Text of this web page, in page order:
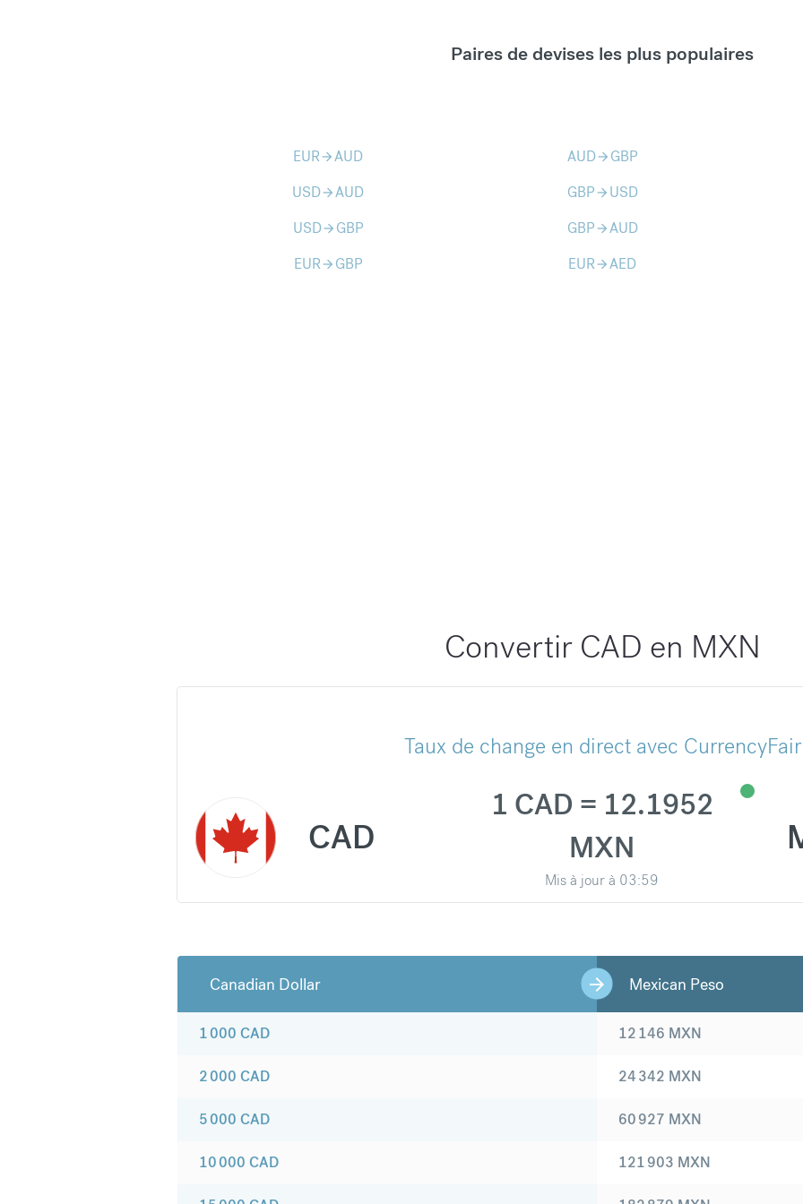
Paires de devises les plus populaires
EURarrow_forwardAUD AUDarrow_forward GBP
USDarrow_forwardAUD GBParrow_forward USD
USDarrow_forward GBP GBParrow_forwardAUD
EURarrow_forward GBP EURarrow_forwardAED
Convertir CAD en MXN
Taux de change en direct avec CurrencyFair
CAD
1 CAD = 12.1952
MXN
Mis à jour à 03:59
Canadian Dollar Mexican Peso
1 000 CAD
2 000 CAD
5 000 CAD
10 000 CAD
12 146 MXN
24 342 MXN
60 927 MXN
121 903 MXN